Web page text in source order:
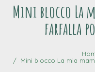
Mini blocco La
farfalla
Mini blocco La mia